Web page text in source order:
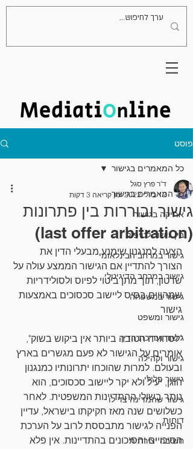
פוסט
כל המאמרים בגישור
אתיקה בגישור
בין גישור לטיפול
גישור במרחב הבינלאומי
גישור במרחב הדיגיטלי
גישור במשפחה
גישור ומשפט
גישור ועריכת הדין
גישור וקהילה
גישור פלילי
גישור שהמדינה צד לו
דוחות
חשיבה יצירתית
כל המאמרים בגישור
גישור ובוררות בין פתרונות
(last offer arbitration)
ד"ר פרץ סגל
12 ביולי 2022
זמן קריאה 3 דקות
הצעה למנגנון שימנע מבעלי הדין את
הצורך להתדיין אם הגישור הממצע עולה על
שרטון, תוך מתן ביטוי לפיוס ולסולידריות
שמהווים בסיס ליישוב סכסוכים באמצעות
גישור
"לסחורה הטובה ביותר אין ביקוש בשוק",
אומרים על הגישור לא פעם מגשרים בארץ
ובעולם. למרות שהוכחו יתרונותיו כמנגנון
הוגן, יעיל ולא יקר ליישוב סכסוכים, הוא
נותר בשולי ההתדיינות המשפטית. לאחר
כשלושים שנה מאז חקיקתו בישראל, עדיין
הפנייה לגישור מתבססת לרוב על הערכת
הסיכויים והסיכונים בהתדיינות. אין פלא